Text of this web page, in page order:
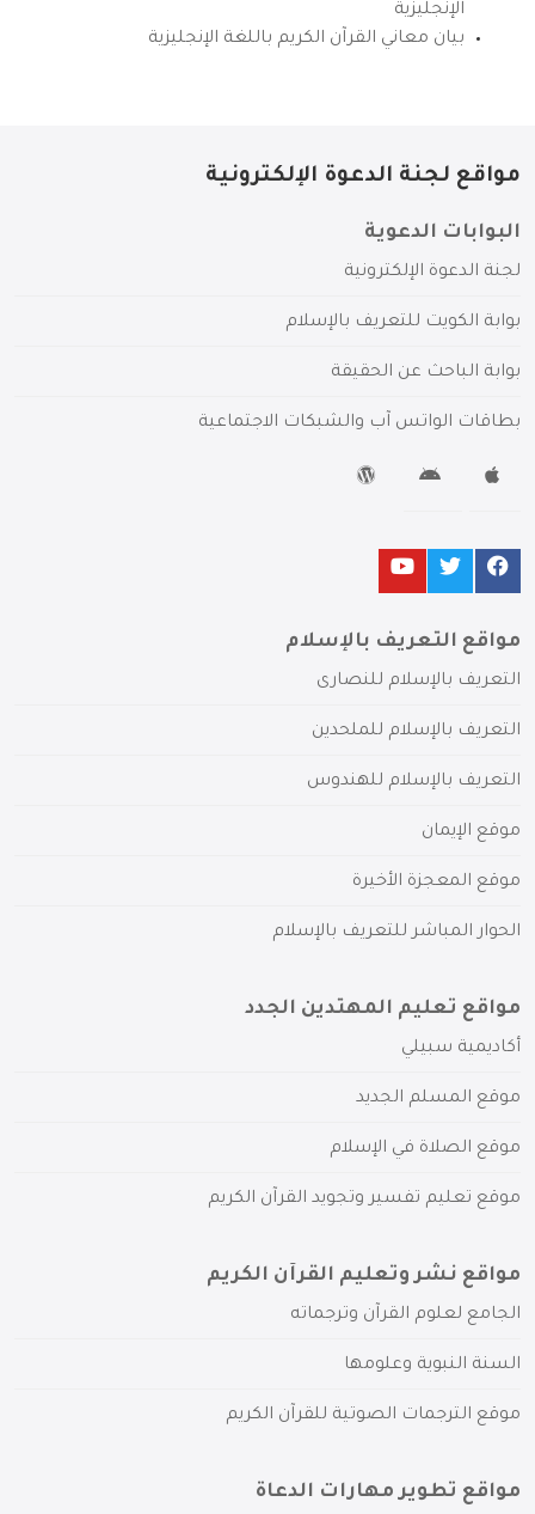
الإنجليزية
بيان معاني القرآن الكريم باللغة الإنجليزية
مواقع لجنة الدعوة الإلكترونية
البوابات الدعوية
لجنة الدعوة الإلكترونية
بوابة الكويت للتعريف بالإسلام
بوابة الباحث عن الحقيقة
بطاقات الواتس آب والشبكات الاجتماعية
مواقع التعريف بالإسلام
التعريف بالإسلام للنصارى
التعريف بالإسلام للملحدين
التعريف بالإسلام للهندوس
موقع الإيمان
موقع المعجزة الأخيرة
الحوار المباشر للتعريف بالإسلام
مواقع تعليم المهتدين الجدد
أكاديمية سبيلي
موقع المسلم الجديد
موقع الصلاة في الإسلام
موقع تعليم تفسير وتجويد القرآن الكريم
مواقع نشر وتعليم القرآن الكريم
الجامع لعلوم القرآن وترجماته
السنة النبوية وعلومها
موقع الترجمات الصوتية للقرآن الكريم
مواقع تطوير مهارات الدعاة